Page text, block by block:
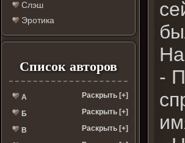
Слэш
Эротика
Список авторов
А Раскрыть [+]
Б Раскрыть [+]
В Раскрыть [+]
-